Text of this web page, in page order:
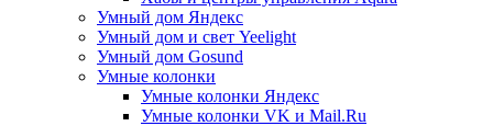
Умный дом Яндекс
Умный дом и свет Yeelight
Умный дом Gosund
Умные колонки
Умные колонки Яндекс
Умные колонки VK и Mail.Ru